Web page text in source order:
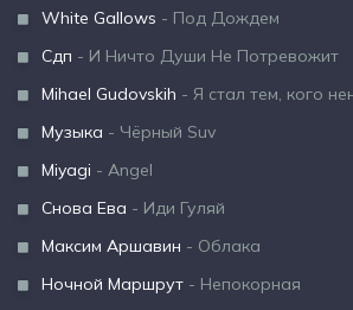
White Gallows - Под Дождем
Сдп - И Ничто Души Не Потревожит
Mihael Gudovskih - Я стал тем, кого
Музыка - Чёрный Suv
Miyagi - Angel
Снова Ева - Иди Гуляй
Максим Аршавин - Облака
Ночной Маршрут - Непокорная